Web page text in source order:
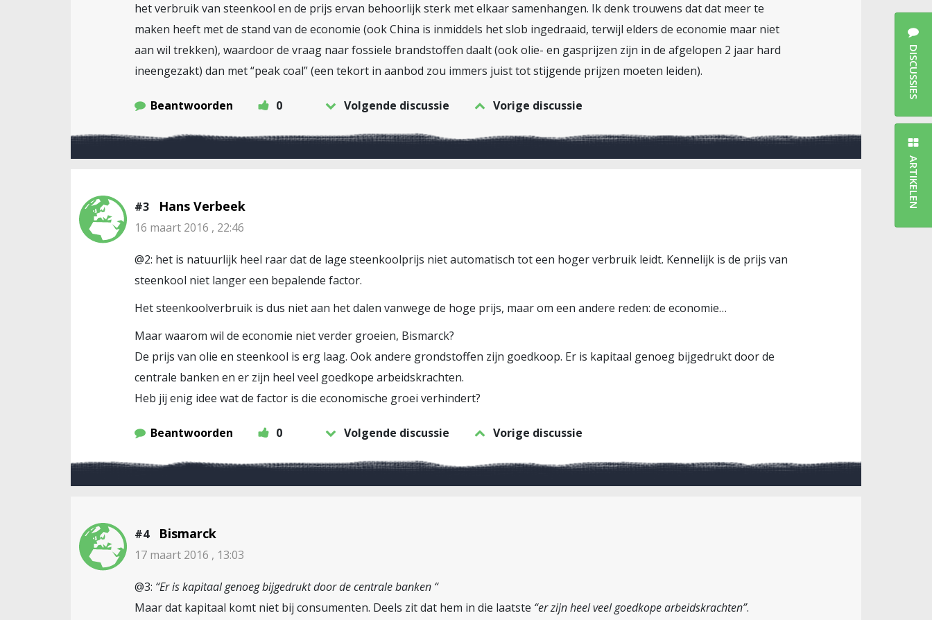
het verbruik van steenkool en de prijs ervan behoorlijk sterk met elkaar samenhangen. Ik denk trouwens dat dat meer te
maken heeft met de stand van de economie (ook China is inmiddels het slob ingedraaid, terwijl elders de economie maar niet
aan wil trekken), waardoor de vraag naar fossiele brandstoffen daalt (ook olie- en gasprijzen zijn in de afgelopen 2 jaar hard
ineengezakt) dan met “peak coal” (een tekort in aanbod zou immers juist tot stijgende prijzen moeten leiden).
Beantwoorden 0 Volgende discussie Vorige discussie
#3 Hans Verbeek
16 maart 2016 , 22:46
@2: het is natuurlijk heel raar dat de lage steenkoolprijs niet automatisch tot een hoger verbruik leidt. Kennelijk is de prijs van
steenkool niet langer een bepalende factor.
Het steenkoolverbruik is dus niet aan het dalen vanwege de hoge prijs, maar om een andere reden: de economie…
Maar waarom wil de economie niet verder groeien, Bismarck?
De prijs van olie en steenkool is erg laag. Ook andere grondstoffen zijn goedkoop. Er is kapitaal genoeg bijgedrukt door de
centrale banken en er zijn heel veel goedkope arbeidskrachten.
Heb jij enig idee wat de factor is die economische groei verhindert?
Beantwoorden 0 Volgende discussie Vorige discussie
#4 Bismarck
17 maart 2016 , 13:03
@3: “Er is kapitaal genoeg bijgedrukt door de centrale banken “
Maar dat kapitaal komt niet bij consumenten. Deels zit dat hem in die laatste “er zijn heel veel goedkope arbeidskrachten”.
DISCUSSIES
ARTIKELEN